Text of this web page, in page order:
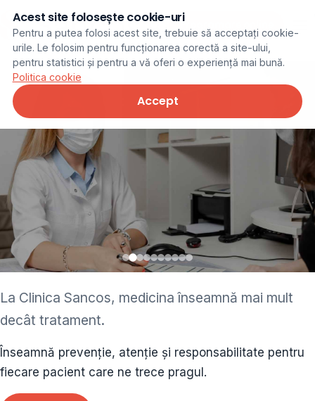
Programare online
ginecolog • cardiolog •
ORL • endocrinolog
Cât și alte specialități medicale, toate în cadrul aceleiași
Clinici
La Clinica Sancos, medicina înseamnă mai mult
decât tratament.
Înseamnă prevenție, atenție și responsabilitate pentru
fiecare pacient care ne trece pragul.
Acest site folosește cookie-uri
Pentru a putea folosi acest site, trebuie să acceptați cookie-
urile. Le folosim pentru funcționarea corectă a site-ului,
pentru statistici și pentru a vă oferi o experiență mai bună.
Politica cookie
Accept